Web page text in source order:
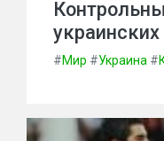
#Мир #Украина #